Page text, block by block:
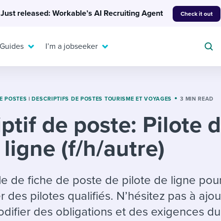
Just released: Workable’s AI Recruiting Agent Check it out
candidates
hiring pipelines
Or browse by
A flexible workplace
means new ways of
working. Pick up tips
question templates
checklists
& reports
EXPERT INSIGHTS
Get insights, guidance,
and tips from those in
the know.
I’m a jobseeker
resources
For your job search:
INTERVIEWS & ANSWERS
Typical interview
answers for each.
POSTES | DESCRIPTIFS DE POSTES TOURISME ET VOYAGES 3 MIN READ
de poste: Pilote
ligne (f/h/autre)
de fiche de poste de pilote de ligne
des pilotes qualifiés. N’hésitez pas à
des obligations et des exigences